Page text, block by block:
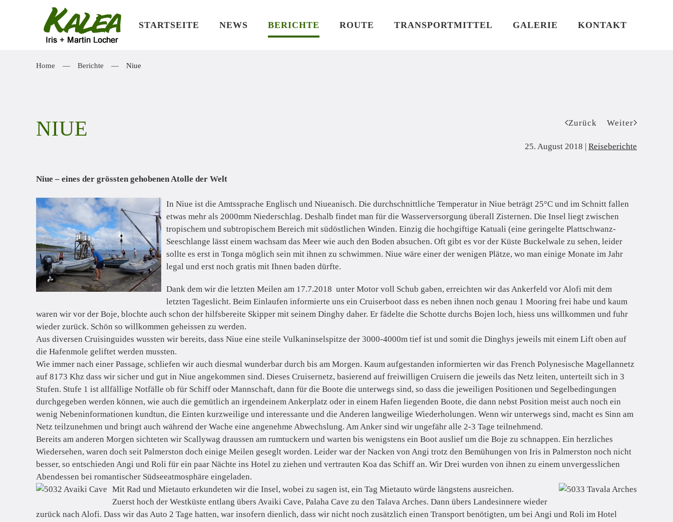
Zum Hauptinhalt springen STARTSEITE NEWS BERICHTE ROUTE TRANSPORTMITTEL GALERIE KONTAKT
Home Berichte Niue
NIUE Zurück Weiter
25. August 2018 |Reiseberichte
Niue – eines der grössten gehobenen Atolle der Welt
In Niue ist die Amtssprache Englisch und Niueanisch. Die durchschnittliche Temperatur in Niue beträgt 25°C und im Schnitt fallen
etwas mehr als 2000mm Niederschlag. Deshalb findet man für die Wasserversorgung überall Zisternen. Die Insel liegt zwischen
tropischem und subtropischem Bereich mit südöstlichen Winden. Einzig die hochgiftige Katuali (eine geringelte Plattschwanz-
Seeschlange lässt einem wachsam das Meer wie auch den Boden absuchen. Oft gibt es vor der Küste Buckelwale zu sehen, leider
sollte es erst in Tonga möglich sein mit ihnen zu schwimmen. Niue wäre einer der wenigen Plätze, wo man einige Monate im Jahr
legal und erst noch gratis mit Ihnen baden dürfte.
Dank dem wir die letzten Meilen am 17.7.2018 unter Motor voll Schub gaben, erreichten wir das Ankerfeld vor Alofi mit dem
letzten Tageslicht. Beim Einlaufen informierte uns ein Cruiserboot dass es neben ihnen noch genau 1 Mooring frei habe und kaum
waren wir vor der Boje, blochte auch schon der hilfsbereite Skipper mit seinem Dinghy daher. Er fädelte die Schotte durchs Bojen loch, hiess uns willkommen und fuhr
wieder zurück. Schön so willkommen geheissen zu werden.
Aus diversen Cruisinguides wussten wir bereits, dass Niue eine steile Vulkaninselspitze der 3000-4000m tief ist und somit die Dinghys jeweils mit einem Lift oben auf
die Hafenmole geliftet werden mussten.
Wie immer nach einer Passage, schliefen wir auch diesmal wunderbar durch bis am Morgen. Kaum aufgestanden informierten wir das French Polynesische Magellannetz
auf 8173 Khz dass wir sicher und gut in Niue angekommen sind. Dieses Cruisernetz, basierend auf freiwilligen Cruisern die jeweils das Netz leiten, unterteilt sich in 3
Stufen. Stufe 1 ist allfällige Notfälle ob für Schiff oder Mannschaft, dann für die Boote die unterwegs sind, so dass die jeweiligen Positionen und Segelbedingungen
durchgegeben werden können, wie auch die gemütlich an irgendeinem Ankerplatz oder in einem Hafen liegenden Boote, die dann nebst Position meist auch noch ein
wenig Nebeninformationen kundtun, die Einten kurzweilige und interessante und die Anderen langweilige Wiederholungen. Wenn wir unterwegs sind, macht es Sinn am
Netz teilzunehmen und bringt auch während der Wache eine angenehme Abwechslung. Am Anker sind wir ungefähr alle 2-3 Tage teilnehmend.
Bereits am anderen Morgen sichteten wir Scallywag draussen am rumtuckern und warten bis wenigstens ein Boot auslief um die Boje zu schnappen. Ein herzliches
Wiedersehen, waren doch seit Palmerston doch einige Meilen geseglt worden. Leider war der Nacken von Angi trotz den Bemühungen von Iris in Palmerston noch nicht
besser, so entschieden Angi und Roli für ein paar Nächte ins Hotel zu ziehen und vertrauten Koa das Schiff an. Wir Drei wurden von ihnen zu einem unvergesslichen
Abendessen bei romantischer Südseeatmosphäre eingeladen.
Mit Rad und Mietauto erkundeten wir die Insel, wobei zu sagen ist, ein Tag Mietauto würde längstens ausreichen.
Zuerst hoch der Westküste entlang übers Avaiki Cave, Palaha Cave zu den Talava Arches. Dann übers Landesinnere wieder
zurück nach Alofi. Dass wir das Auto 2 Tage hatten, war insofern dienlich, dass wir nicht noch zusätzlich einen Transport benötigten, um bei Angi und Roli im Hotel